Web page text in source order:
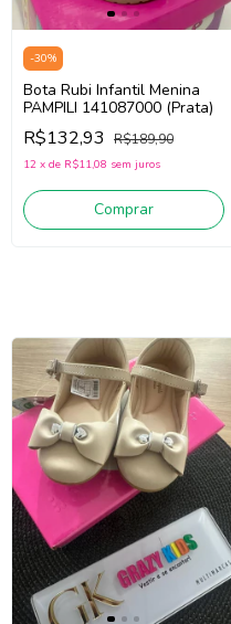
-30%
Bota Rubi Infantil Menina
PAMPILI 141087000 (Prata)
R$132,93 R$189,90
12 x de R$11,08 sem juros
Comprar